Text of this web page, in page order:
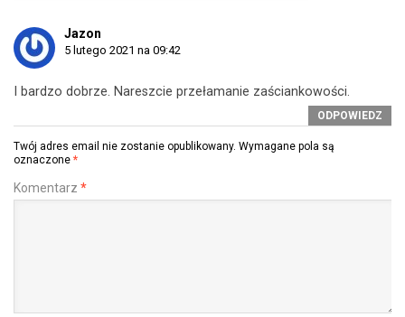
Jazon
5 lutego 2021 na 09:42
I bardzo dobrze. Nareszcie przełamanie zaściankowości.
ODPOWIEDZ
Twój adres email nie zostanie opublikowany. Wymagane pola są
oznaczone *
Komentarz *